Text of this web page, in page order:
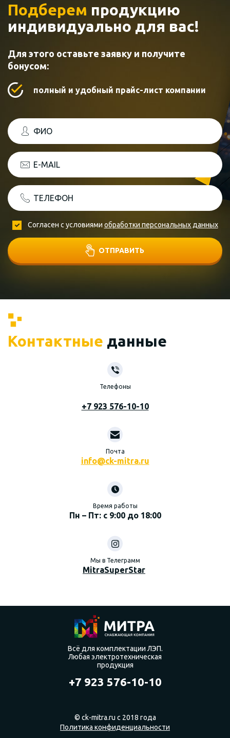
Подберем продукцию
индивидуально для вас!
Для этого оставьте заявку и получите
бонусом:
полный и удобный прайс-лист компании
ФИО
E-MAIL
ТЕЛЕФОН
Согласен с условиями обработки персональных данных
ОТПРАВИТЬ
Контактные данные
Телефоны
+7 923 576-10-10
Почта
info@ck-mitra.ru
Время работы
Пн – Пт: с 9:00 до 18:00
Мы в Телеграмм
MitraSuperStar
Всё для комплектации ЛЭП.
Любая электротехническая
продукция
+7 923 576-10-10
© ck-mitra.ru с 2018 года
Политика конфиденциальности